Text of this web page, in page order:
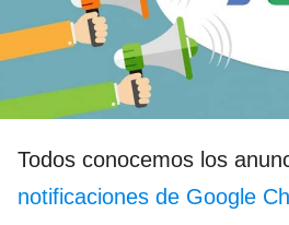
Todos conocemos los
notificaciones de Google